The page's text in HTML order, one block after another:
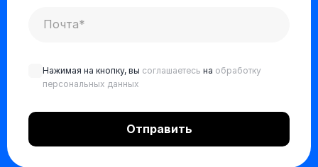
Нажимая на кнопку, вы соглашаетесь на обработку
персональных данных